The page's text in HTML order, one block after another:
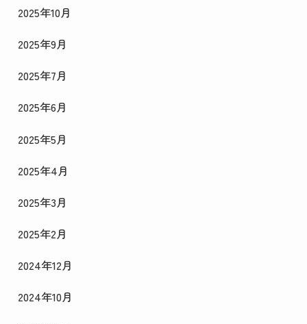
2025年10月
2025年9月
2025年7月
2025年6月
2025年5月
2025年4月
2025年3月
2025年2月
2024年12月
2024年10月